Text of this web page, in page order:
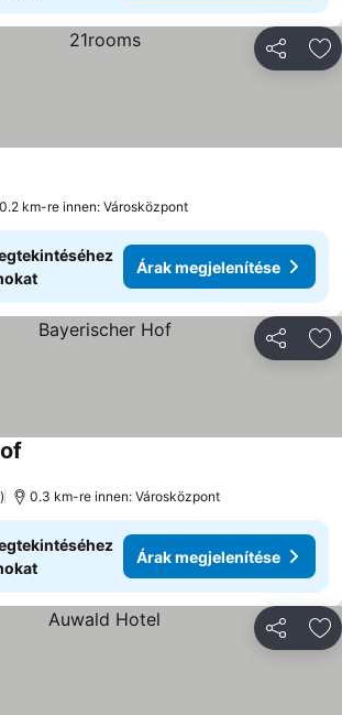
0.2 km-re innen: Városközpont
Árak megjelenítése
0.3 km-re innen: Városközpont
Árak megjelenítése